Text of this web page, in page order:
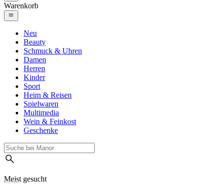
Warenkorb
Neu
Beauty
Schmuck & Uhren
Damen
Herren
Kinder
Sport
Heim & Reisen
Spielwaren
Multimedia
Wein & Feinkost
Geschenke
Meist gesucht